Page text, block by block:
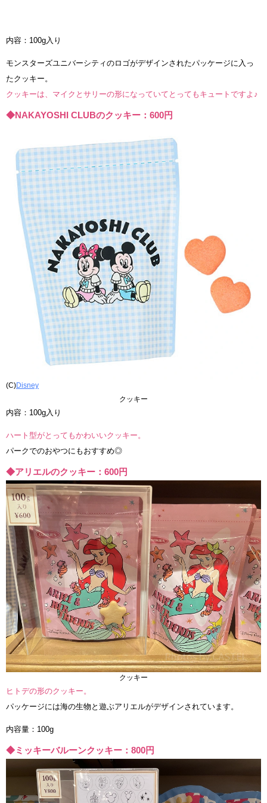
内容：100g入り
モンスターズユニバーシティのロゴがデザインされたパッケージに入っ
たクッキー。
クッキーは、マイクとサリーの形になっていてとってもキュートですよ♪
◆NAKAYOSHI CLUBのクッキー：600円
(C)Disney
クッキー
内容：100g入り
ハート型がとってもかわいいクッキー。
パークでのおやつにもおすすめ◎
◆アリエルのクッキー：600円
クッキー
ヒトデの形のクッキー。
パッケージには海の生物と遊ぶアリエルがデザインされています。
内容量：100g
◆ミッキーバルーンクッキー：800円